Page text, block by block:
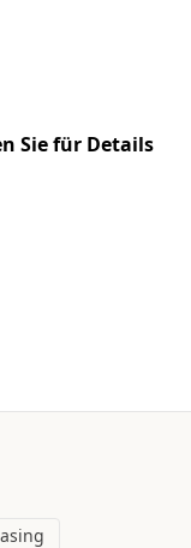
Sie für Details